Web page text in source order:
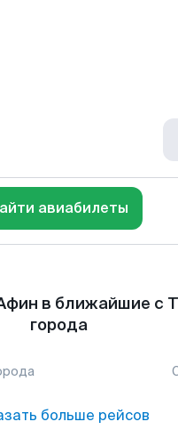
авиабилеты
в ближайшие с
города
больше рейсов